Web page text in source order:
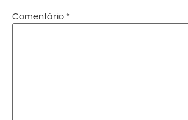
Comentário *